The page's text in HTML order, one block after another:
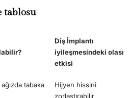
tablosu
Diş İmplantı
iyileşmesindeki olası
etkisi
tabaka
Hijyen hissini
zorlaştırabilir